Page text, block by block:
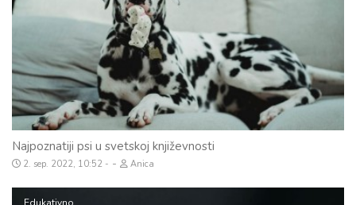
Najpoznatiji psi u svetskoj književnosti
2. sep. 2022, 10:52 - Anica